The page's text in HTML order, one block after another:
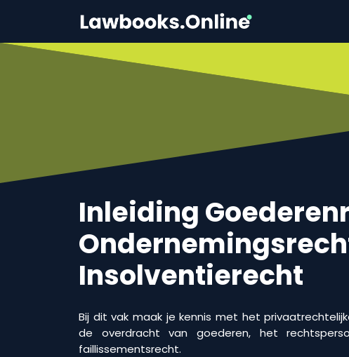
Inleiding
Insolventierecht
Bij dit vak maak je kennis met het
de overdracht van goederen, het
faillissementsrecht.